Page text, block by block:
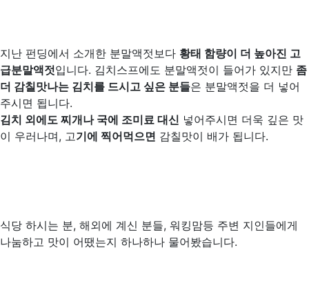
지난 펀딩에서 소개한 분말액젓보다 황태 함량이 더 높아진 고
급분말액젓입니다. 김치스프에도 분말액젓이 들어가 있지만 좀
더 감칠맛나는 김치를 드시고 싶은 분들은 분말액젓을 더 넣어
주시면 됩니다.
김치 외에도 찌개나 국에 조미료 대신 넣어주시면 더욱 깊은 맛
이 우러나며, 고기에 찍어먹으면 감칠맛이 배가 됩니다.
식당 하시는 분, 해외에 계신 분들, 워킹맘등 주변 지인들에게
나눔하고 맛이 어땠는지 하나하나 물어봤습니다.